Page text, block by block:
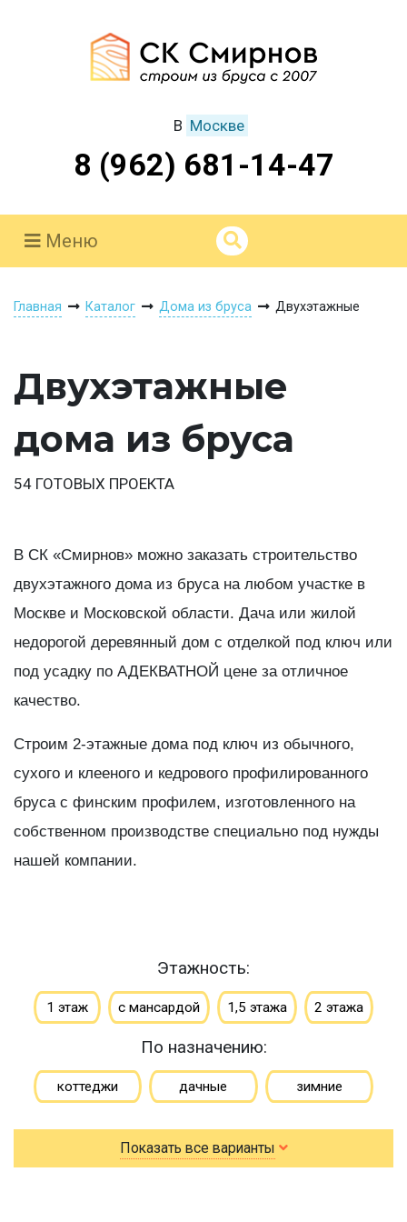
В Москве
8 (962) 681-14-47
Меню
Главная Каталог Дома из бруса Двухэтажные
Двухэтажные
дома из бруса
54 ГОТОВЫХ ПРОЕКТА
В СК «Смирнов» можно заказать строительство
двухэтажного дома из бруса на любом участке в
Москве и Московской области. Дача или жилой
недорогой деревянный дом с отделкой под ключ или
под усадку по АДЕКВАТНОЙ цене за отличное
качество.
Строим 2-этажные дома под ключ из обычного,
сухого и клееного и кедрового профилированного
бруса с финским профилем, изготовленного на
собственном производстве специально под нужды
нашей компании.
Этажность:
1 этаж с мансардой 1,5 этажа 2 этажа
По назначению:
коттеджи дачные зимние
для постоянного проживания гостевые
летние
Показать все варианты